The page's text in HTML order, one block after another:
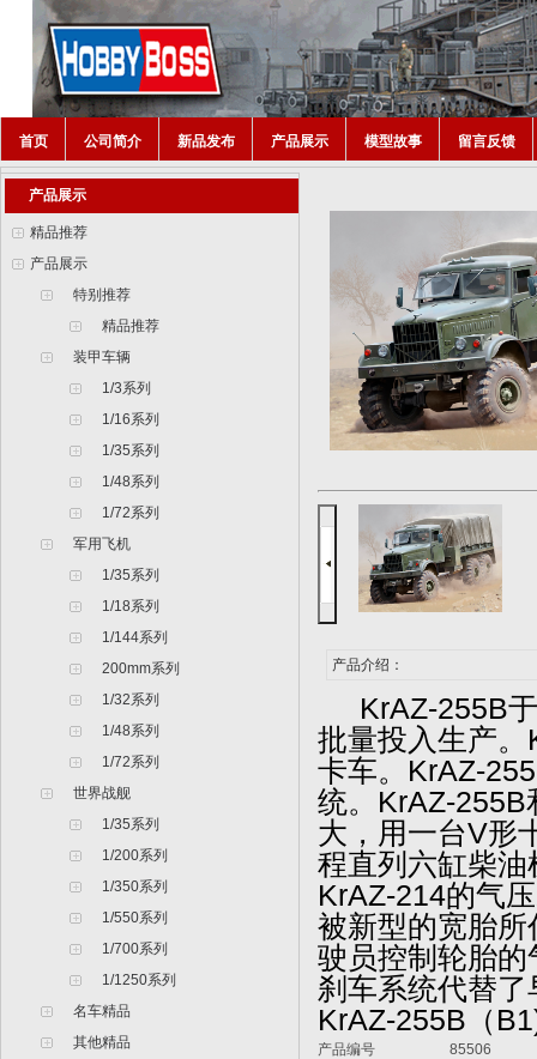
首页 公司简介 新品发布 产品展示 模型故事 留言反馈
产品展示
精品推荐
产品展示
特别推荐
精品推荐
装甲车辆
1/3系列
1/16系列
1/35系列
1/48系列
1/72系列
军用飞机
1/35系列
1/18系列
1/144系列
200mm系列
1/32系列
1/48系列
1/72系列
世界战舰
1/35系列
1/200系列
1/350系列
1/550系列
1/700系列
1/1250系列
名车精品
其他精品
产品介绍：
KrAZ-255B
批量投入生产
卡车。KrAZ-
统。KrAZ-255B
大，用一台V形
程直列六缸柴
KrAZ-214的气
被新型的宽胎
驶员控制轮胎
刹车系统代替
KrAZ-255B（
产品编号
85506